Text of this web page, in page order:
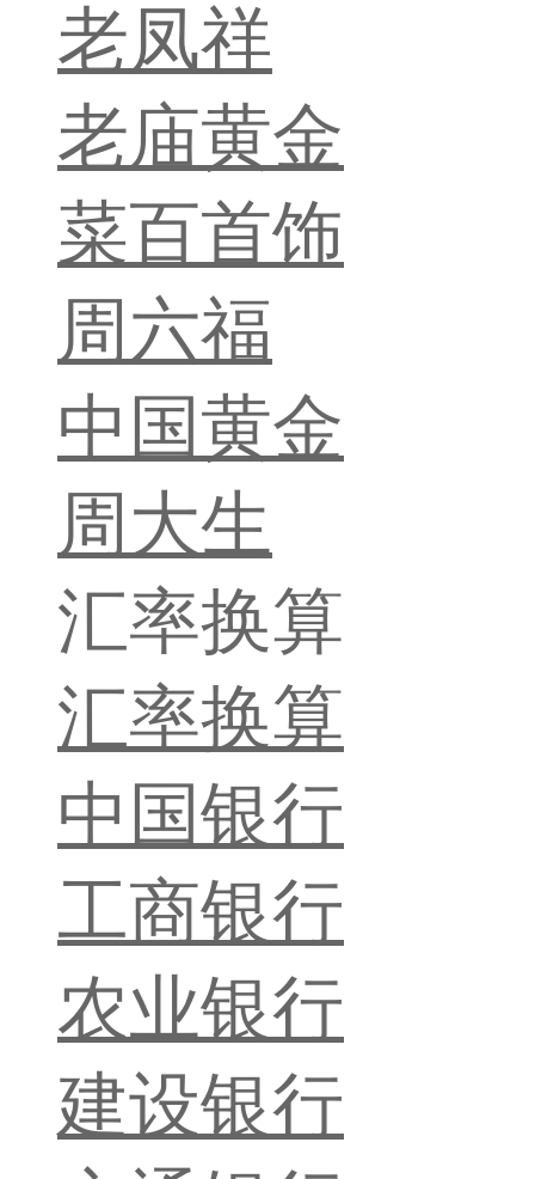
老凤祥
老庙黄金
菜百首饰
周六福
中国黄金
周大生
汇率换算
汇率换算
中国银行
工商银行
农业银行
建设银行